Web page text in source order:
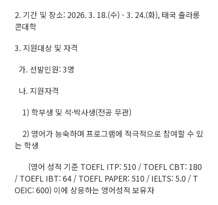
2. 기간 및 장소: 2026. 3. 18.(수) - 3. 24.(화), 태국 출라롱
콘대학
3. 지원대상 및 자격
가. 선발인원: 3명
나. 지원자격
1) 학부생 및 석·박사생(전공 무관)
2) 영어가 능숙하며 프로그램에 적극적으로 참여할 수 있
는 학생
(영어 성적 기준 TOEFL ITP: 510 / TOEFL CBT: 180
/ TOEFL IBT: 64 / TOEFL PAPER: 510 / IELTS: 5.0 / T
OEIC: 600) 이에 상응하는 영어성적 보유자